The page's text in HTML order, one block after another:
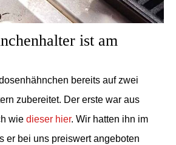
ist am
bereits auf zwei
zubereitet. Der erste war aus
wie dieser hier. Wir hatten ihn im
er bei uns preiswert angeboten